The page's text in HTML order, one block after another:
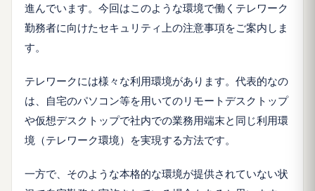
進んでいます。今回はこのような環境で働くテレワーク
勤務者に向けたセキュリティ上の注意事項をご案内しま
す。
テレワークには様々な利用環境があります。代表的なの
は、自宅のパソコン等を用いてのリモートデスクトップ
や仮想デスクトップで社内での業務用端末と同じ利用環
境（テレワーク環境）を実現する方法です。
一方で、そのような本格的な環境が提供されていない状